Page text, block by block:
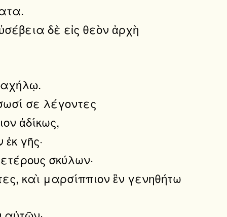
δὲ εἰς θεὸν ἀρχὴ
σε λέγοντες
ἀδίκως,
γῆς·
σκύλων·
καὶ μαρσίππιον ἓν γενηθήτω